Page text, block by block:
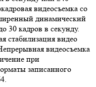
видеосъемка со
динамический
30 кадров в секунду.
стабилизация видео
видеосъемка
при
записанного